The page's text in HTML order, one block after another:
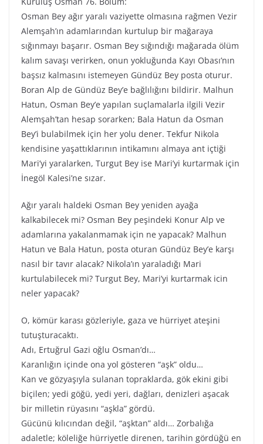
Osman Bey ağır yaralı vaziyette olmasına rağmen Vezir
Alemşah’ın adamlarından kurtulup bir mağaraya
sığınmayı başarır. Osman Bey sığındığı mağarada ölüm
kalım savaşı verirken, onun yokluğunda Kayı Obası’nın
başsız kalmasını istemeyen Gündüz Bey posta oturur.
Boran Alp de Gündüz Bey’e bağlılığını bildirir. Malhun
Hatun, Osman Bey’e yapılan suçlamalarla ilgili Vezir
Alemşah’tan hesap sorarken; Bala Hatun da Osman
Bey’i bulabilmek için her yolu dener. Tekfur Nikola
kendisine yaşattıklarının intikamını almaya ant içtiği
Mari’yi yaralarken, Turgut Bey ise Mari’yi kurtarmak için
İnegöl Kalesi’ne sızar.
Ağır yaralı haldeki Osman Bey yeniden ayağa
kalkabilecek mi? Osman Bey peşindeki Konur Alp ve
adamlarına yakalanmamak için ne yapacak? Malhun
Hatun ve Bala Hatun, posta oturan Gündüz Bey’e karşı
nasıl bir tavır alacak? Nikola’ın yaraladığı Mari
kurtulabilecek mi? Turgut Bey, Mari’yi kurtarmak icin
neler yapacak?
O, kömür karası gözleriyle, gaza ve hürriyet ateşini
tutuşturacaktı.
Adı, Ertuğrul Gazi oğlu Osman’dı…
Karanlığın içinde ona yol gösteren “aşk” oldu…
Kan ve gözyaşıyla sulanan topraklarda, gök ekini gibi
biçilen; yedi göğü, yedi yeri, dağları, denizleri aşacak
bir milletin rüyasını “aşkla” gördü.
Gücünü kılıcından değil, “aşktan” aldı… Zorbalığa
adaletle; köleliğe hürriyetle direnen, tarihin gördüğü en